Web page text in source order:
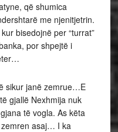
që shumica
me njenitjetrin.
bisedojnë per “turrat”
por shpejtë i
sikur janë zemrue…E
gjallë Nexhmija nuk
të vogla. As këta
zemren asaj… I ka